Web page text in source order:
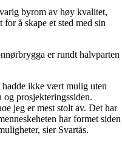
byrom av høy kvalitet,
å skape et sted med sin
er rundt halvparten
ikke vært mulig uten
prosjekteringssiden.
jeg er mest stolt av. Det har
har formet siden
sier Svartås.